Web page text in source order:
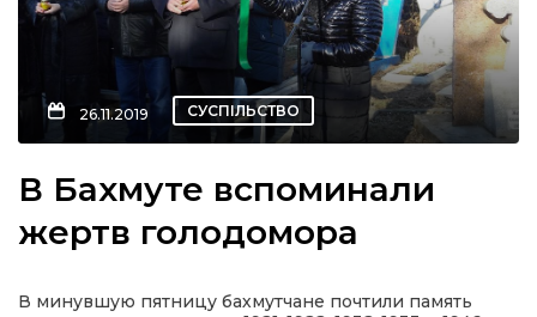
новини
26.11.2019 СУСПІЛЬСТВО
В Бахмуте вспоминали
жертв голодомора
В минувшую пятницу бахмутчане почтили память